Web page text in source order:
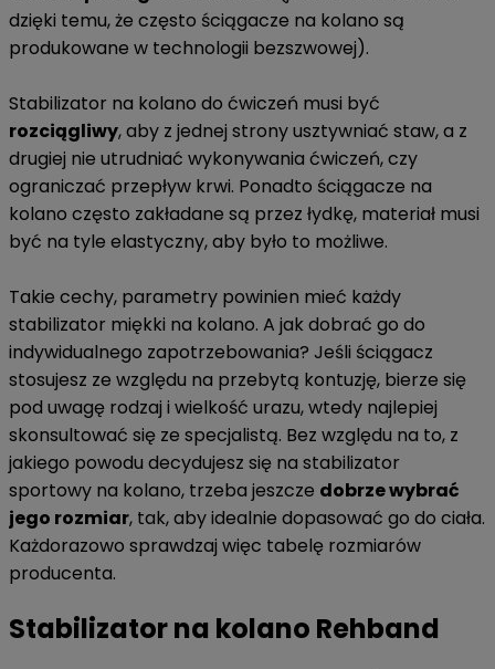
dzięki temu, że często ściągacze na kolano są
produkowane w technologii bezszwowej).
Stabilizator na kolano do ćwiczeń musi być
rozciągliwy, aby z jednej strony usztywniać staw, a z
drugiej nie utrudniać wykonywania ćwiczeń, czy
ograniczać przepływ krwi. Ponadto ściągacze na
kolano często zakładane są przez łydkę, materiał musi
być na tyle elastyczny, aby było to możliwe.
Takie cechy, parametry powinien mieć każdy
stabilizator miękki na kolano. A jak dobrać go do
indywidualnego zapotrzebowania? Jeśli ściągacz
stosujesz ze względu na przebytą kontuzję, bierze się
pod uwagę rodzaj i wielkość urazu, wtedy najlepiej
skonsultować się ze specjalistą. Bez względu na to, z
jakiego powodu decydujesz się na stabilizator
sportowy na kolano, trzeba jeszcze dobrze wybrać
jego rozmiar, tak, aby idealnie dopasować go do ciała.
Każdorazowo sprawdzaj więc tabelę rozmiarów
producenta.
Stabilizator na kolano Rehband